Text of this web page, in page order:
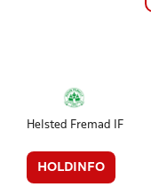
Helsted Fremad IF
HOLDINFO